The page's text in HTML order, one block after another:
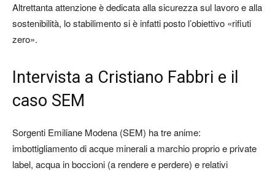
Altrettanta attenzione è dedicata alla sicurezza sul lavoro e alla
sostenibilità, lo stabilimento si è infatti posto l’obiettivo «rifiuti
zero».
Intervista a Cristiano Fabbri e il
caso SEM
Sorgenti Emiliane Modena (SEM) ha tre anime:
imbottigliamento di acque minerali a marchio proprio e private
label, acqua in boccioni (a rendere e perdere) e relativi